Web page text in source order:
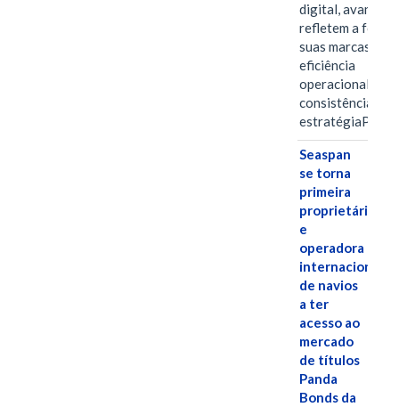
digital, avanços
refletem a força
suas marcas, a
eficiência
operacional e a
consistência de
Seaspan
se torna
primeira
proprietária
e
operadora
internacional
de navios
a ter
acesso ao
mercado
de títulos
Panda
Bonds da